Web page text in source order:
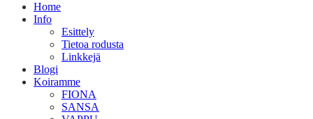
Home
Info
Esittely
Tietoa rodusta
Linkkejä
Blogi
Koiramme
FIONA
SANSA